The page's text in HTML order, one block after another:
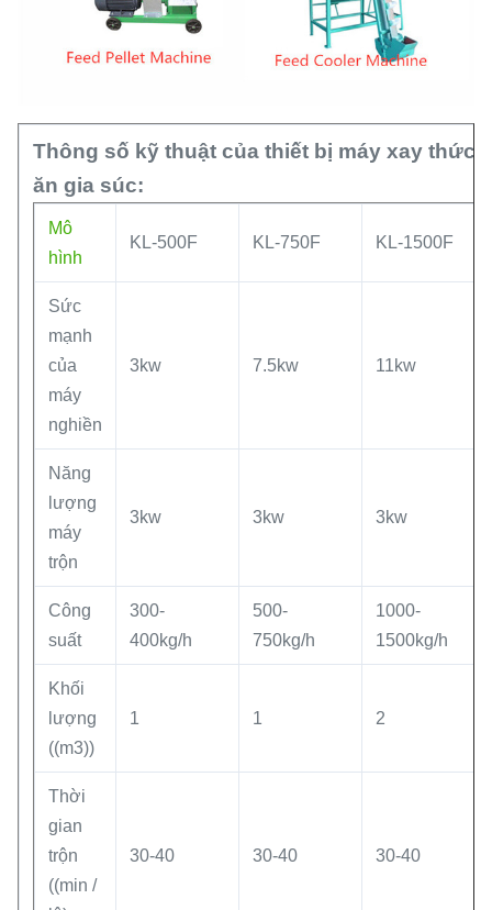
Thông số kỹ thuật của thiết bị máy xay thức
ăn gia súc:
Mô
hình
KL-500F KL-750F KL-1500F
Sức
mạnh
của
máy
nghiền
3kw 7.5kw 11kw
Năng
lượng
máy
trộn
3kw 3kw 3kw
Công
suất
300-
400kg/h
500-
750kg/h
1000-
1500kg/h
Khối
lượng
((m3))
1 1 2
Thời
gian
trộn
((min /
30-40 30-40 30-40